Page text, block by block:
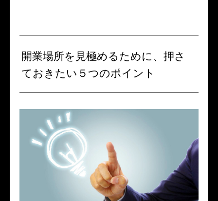
開業場所を見極めるために、押さ
ておきたい５つのポイント